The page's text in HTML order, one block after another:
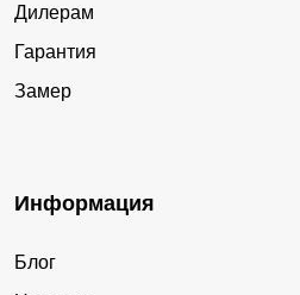
Дилерам
Гарантия
Замер
Информация
Блог